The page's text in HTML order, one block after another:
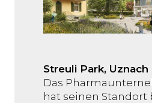
Streuli Park, Uznach
Das
hat seinen Standort